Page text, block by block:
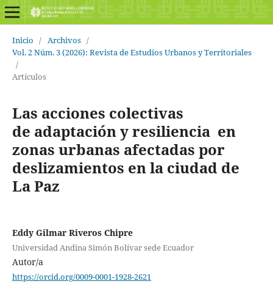
Inicio / Archivos /
Vol. 2 Núm. 3 (2026): Revista de Estudios Urbanos y Territoriales
/
Artículos
Las acciones colectivas
de adaptación y resiliencia en
zonas urbanas afectadas por
deslizamientos en la ciudad de
La Paz
Eddy Gilmar Riveros Chipre
Universidad Andina Simón Bolívar sede Ecuador
Autor/a
https://orcid.org/0009-0001-1928-2621